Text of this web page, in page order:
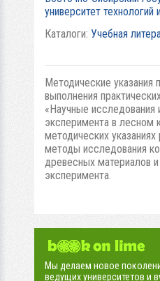
университет технологий
Каталоги: Учебная
Методические указания
выполнения
«Научные исследования
эксперимента в лесном
методических
методы исследования
древесных материалов
эксперимента.
Мы делаем новое
ведущих университетов и